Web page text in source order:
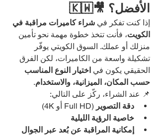
الأفضل؟ 🎥🇰🇼
إذا كنت تفكر في شراء كاميرات مراقبة في
الكويت، فأنت تتخذ خطوة مهمة نحو تأمين
منزلك أو عملك. السوق الكويتي يوفّر
تشكيلة واسعة من الكاميرات، لكن الفرق
الحقيقي يكون في اختيار النوع المناسب
حسب المكان، الميزانية، والاستخدام.
📌 عند الشراء، ركّز على التالي:
دقة التصوير (Full HD أو 4K)
خاصية الرؤية الليلية
إمكانية المراقبة عن بُعد عبر الجوال